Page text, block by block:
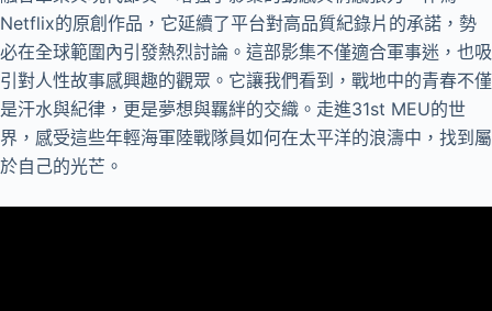
Netflix的原創作品，它延續了平台對高品質紀錄片的承諾，勢
必在全球範圍內引發熱烈討論。這部影集不僅適合軍事迷，也吸
引對人性故事感興趣的觀眾。它讓我們看到，戰地中的青春不僅
是汗水與紀律，更是夢想與羈絆的交織。走進31st MEU的世
界，感受這些年輕海軍陸戰隊員如何在太平洋的浪濤中，找到屬
於自己的光芒。